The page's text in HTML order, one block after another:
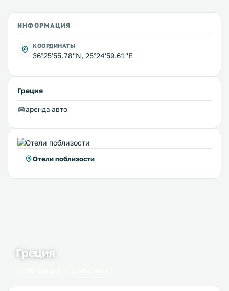
ИНФОРМАЦИЯ
КООРДИНАТЫ
36°25'55.78''N, 25°24'59.61''E
Греция
аренда авто
Отели поблизости
Греция